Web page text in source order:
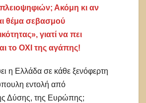
Ακόμη κι αν
θέμα σεβασμού
γιατί να πει
το ΟΧΙ της αγάπης!
η Ελλάδα σε κάθε ξενόφερτη
εντολή από
Δύσης, της Ευρώπης;